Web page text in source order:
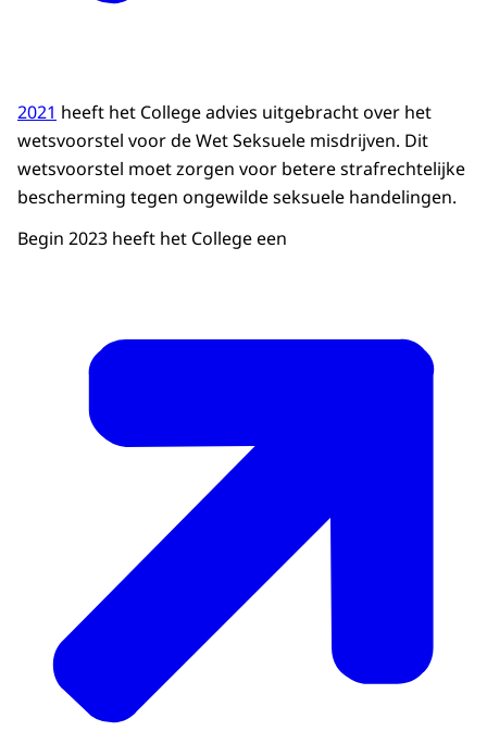
2021 heeft het College advies uitgebracht over het
wetsvoorstel voor de Wet Seksuele misdrijven. Dit
wetsvoorstel moet zorgen voor betere strafrechtelijke
bescherming tegen ongewilde seksuele handelingen.
Begin 2023 heeft het College een